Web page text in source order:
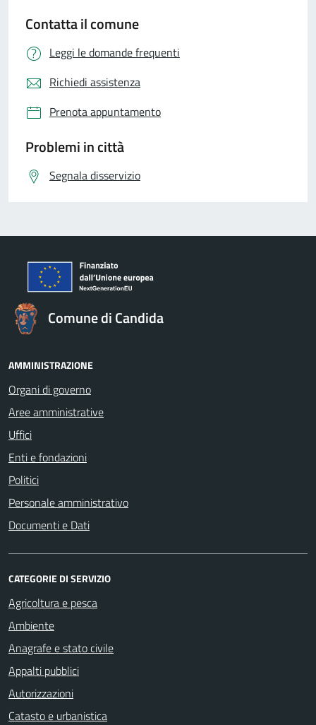
Contatta il comune
Leggi le domande frequenti
Richiedi assistenza
Prenota appuntamento
Problemi in città
Segnala disservizio
Comune di Candida
AMMINISTRAZIONE
Organi di governo
Aree amministrative
Uffici
Enti e fondazioni
Politici
Personale amministrativo
Documenti e Dati
CATEGORIE DI SERVIZIO
Agricoltura e pesca
Ambiente
Anagrafe e stato civile
Appalti pubblici
Autorizzazioni
Catasto e urbanistica